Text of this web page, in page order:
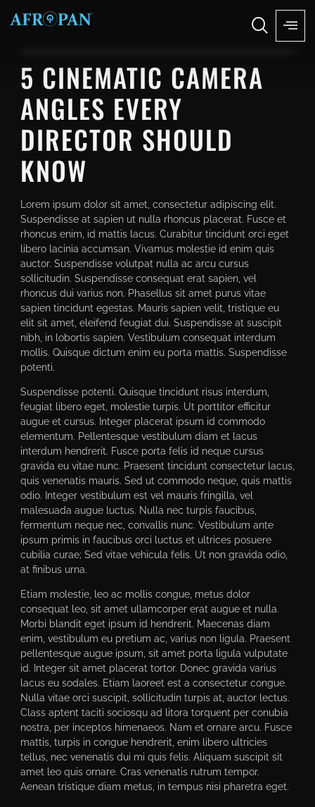
5 CINEMATIC CAMERA
ANGLES EVERY
DIRECTOR SHOULD
KNOW
Lorem ipsum dolor sit amet, consectetur adipiscing elit.
Suspendisse at sapien ut nulla rhoncus placerat. Fusce et
rhoncus enim, id mattis lacus. Curabitur tincidunt orci eget
libero lacinia accumsan. Vivamus molestie id enim quis
auctor. Suspendisse volutpat nulla ac arcu cursus
sollicitudin. Suspendisse consequat erat sapien, vel
rhoncus dui varius non. Phasellus sit amet purus vitae
sapien tincidunt egestas. Mauris sapien velit, tristique eu
elit sit amet, eleifend feugiat dui. Suspendisse at suscipit
nibh, in lobortis sapien. Vestibulum consequat interdum
mollis. Quisque dictum enim eu porta mattis. Suspendisse
potenti.
Suspendisse potenti. Quisque tincidunt risus interdum,
feugiat libero eget, molestie turpis. Ut porttitor efficitur
augue et cursus. Integer placerat ipsum id commodo
elementum. Pellentesque vestibulum diam et lacus
interdum hendrerit. Fusce porta felis id neque cursus
gravida eu vitae nunc. Praesent tincidunt consectetur lacus,
quis venenatis mauris. Sed ut commodo neque, quis mattis
odio. Integer vestibulum est vel mauris fringilla, vel
malesuada augue luctus. Nulla nec turpis faucibus,
fermentum neque nec, convallis nunc. Vestibulum ante
ipsum primis in faucibus orci luctus et ultrices posuere
cubilia curae; Sed vitae vehicula felis. Ut non gravida odio,
at finibus urna.
Etiam molestie, leo ac mollis congue, metus dolor
consequat leo, sit amet ullamcorper erat augue et nulla.
Morbi blandit eget ipsum id hendrerit. Maecenas diam
enim, vestibulum eu pretium ac, varius non ligula. Praesent
pellentesque augue ipsum, sit amet porta ligula vulputate
id. Integer sit amet placerat tortor. Donec gravida varius
lacus eu sodales. Etiam laoreet est a consectetur congue.
Nulla vitae orci suscipit, sollicitudin turpis at, auctor lectus.
Class aptent taciti sociosqu ad litora torquent per conubia
nostra, per inceptos himenaeos. Nam et ornare arcu. Fusce
mattis, turpis in congue hendrerit, enim libero ultricies
tellus, nec venenatis dui mi quis felis. Aliquam suscipit sit
amet leo quis ornare. Cras venenatis rutrum tempor.
Aenean tristique diam metus, in tempus nisi pharetra eget.